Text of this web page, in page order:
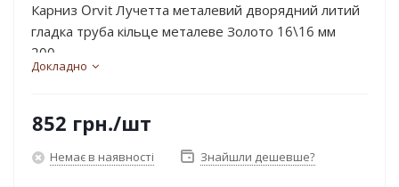
Карниз Orvit Лучетта металевий дворядний литий
гладка труба кільце металеве Золото 16\16 мм
200...
Докладно
852 грн./шт
Немає в наявності Знайшли дешевше?